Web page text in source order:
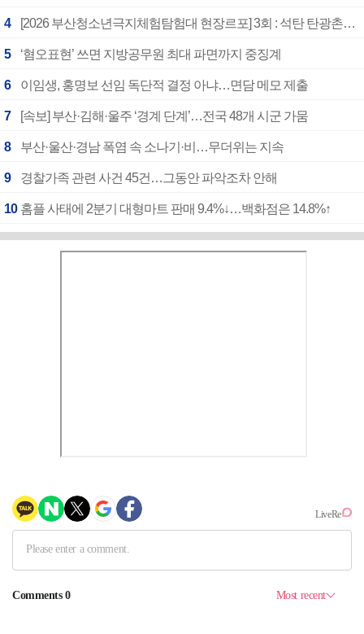
4 [2026 부산청소년극지체험탐험대 현장르포] 3회 : 석탄 탄광촌에서 북극 연구의 중심지로
5 ‘혐오표현’ 쓰면 지방공무원 최대 파면까지 중징계
6 이임생, 홍명보 선임 독단적 결정 아냐…면담 메모 제출
7 [속보] 부산·김해·울주 ‘경계 단계’…전국 48개 시군 가뭄
8 부산·울산·경남 폭염 속 소나기·비…무더위는 지속
9 경찰가족 관련 사건 45건…그동안 파악조차 안해
10 홈플 사태에 2분기 대형마트 판매 9.4%↓…백화점은 14.8%↑